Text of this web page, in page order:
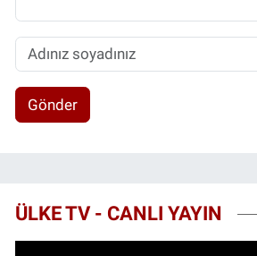
Gönder
ÜLKE TV - CANLI YAYIN